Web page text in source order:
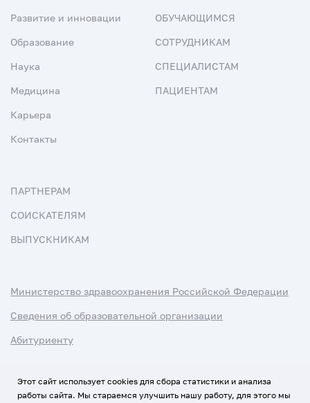
Развитие и инновации
Образование
Наука
Медицина
Карьера
Контакты
ОБУЧАЮЩИМСЯ
СОТРУДНИКАМ
СПЕЦИАЛИСТАМ
ПАЦИЕНТАМ
ПАРТНЕРАМ
СОИСКАТЕЛЯМ
ВЫПУСКНИКАМ
Министерство здравоохранения Российской Федерации
Сведения об образовательной организации
Абитуриенту
Этот сайт использует cookies для сбора статистики и анализа
работы сайта. Мы стараемся улучшить нашу работу, для этого мы